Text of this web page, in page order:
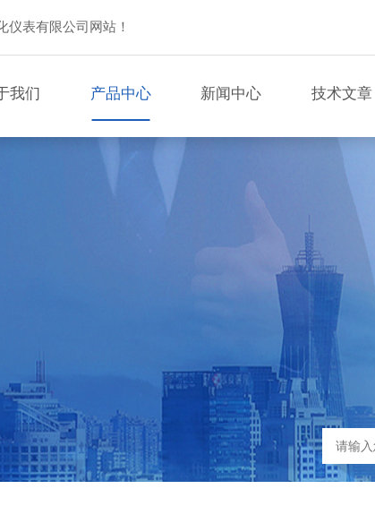
仪表有限公司网站！
我们 产品中心 新闻中心 技术文章